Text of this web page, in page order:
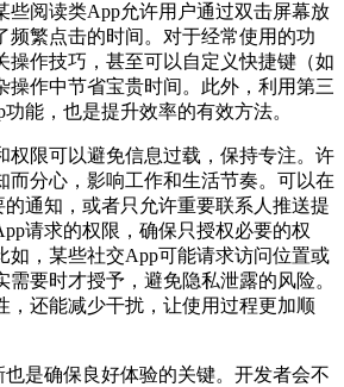
些阅读类App允许用户通过双击屏幕放
频繁点击的时间。对于经常使用的功
操作技巧，甚至可以自定义快捷键（如
操作中节省宝贵时间。此外，利用第三
能，也是提升效率的有效方法。
权限可以避免信息过载，保持专注。许
而分心，影响工作和生活节奏。可以在
通知，或者只允许重要联系人推送提
请求的权限，确保只授权必要的权
如，某些社交App可能请求访问位置或
要时才授予，避免隐私泄露的风险。
，还能减少干扰，让使用过程更加顺
是确保良好体验的关键。开发者会不